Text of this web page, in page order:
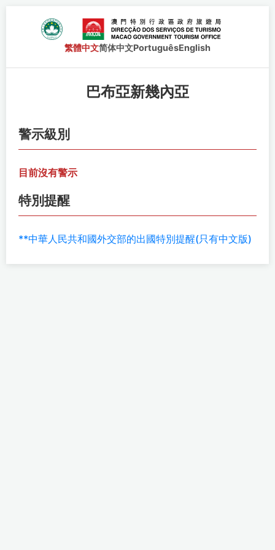
繁體中文简体中文PortuguêsEnglish
巴布亞新幾內亞
警示級別
目前沒有警示
特別提醒
**中華人民共和國外交部的出國特別提醒(只有中文版)